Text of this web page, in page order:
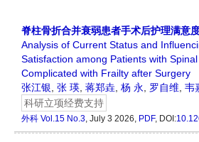
脊柱骨折合并衰弱患者手术后护理满意
Analysis of Current Status and
Satisfaction among Patients with
Complicated with Frailty after Surgery
张江银, 张 瑛, 蒋郑垚, 杨 永, 罗自维, 韦
科研立项经费支持
外科 Vol.15 No.3, July 3 2026, PDF, DOI: